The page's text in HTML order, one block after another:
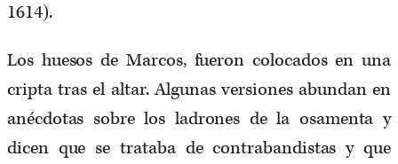
1614).
Los huesos de Marcos, fueron colocados en una
cripta tras el altar. Algunas versiones abundan en
anécdotas sobre los ladrones de la osamenta y
dicen que se trataba de contrabandistas y que